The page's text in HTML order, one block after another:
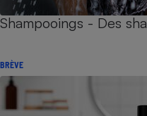
Shampooings - Des
BRÈVE